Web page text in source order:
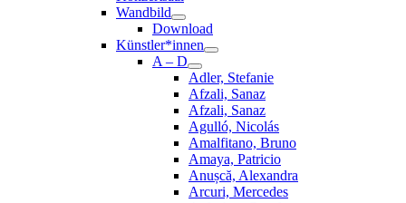
Wandbild
Download
Künstler*innen
A – D
Adler, Stefanie
Afzali, Sanaz
Afzali, Sanaz
Agulló, Nicolás
Amalfitano, Bruno
Amaya, Patricio
Anușcă, Alexandra
Arcuri, Mercedes